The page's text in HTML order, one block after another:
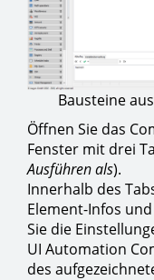
Bausteine
Öffnen Sie das
Fenster mit drei
Ausführen als).
Innerhalb des
Element-Infos
Sie die
UI Automation
des